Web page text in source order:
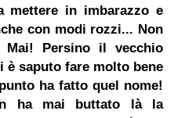
mettere in imbarazzo e
con modi rozzi... Non
Mai! Persino il vecchio
è saputo fare molto bene
ha fatto quel nome!
ha mai buttato là la